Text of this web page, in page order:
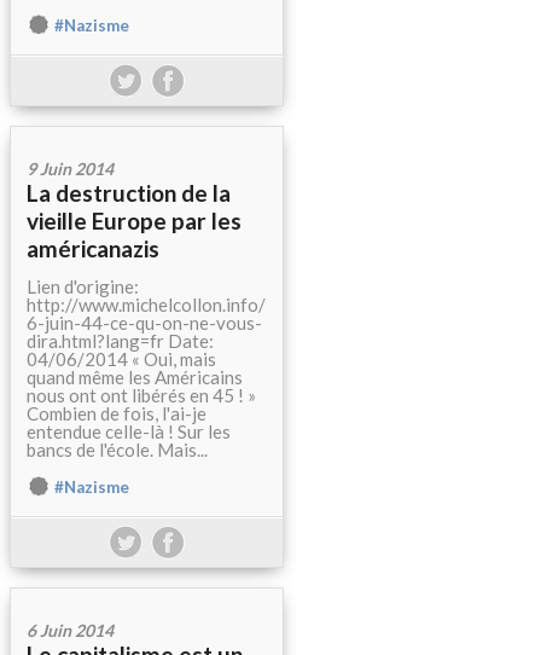
#Nazisme
9 Juin 2014
La destruction de la
vieille Europe par les
américanazis
Lien d'origine:
http://www.michelcollon.info/
6-juin-44-ce-qu-on-ne-vous-
dira.html?lang=fr Date:
04/06/2014 « Oui, mais
quand même les Américains
nous ont ont libérés en 45 ! »
Combien de fois, l'ai-je
entendue celle-là ! Sur les
bancs de l'école. Mais...
#Nazisme
6 Juin 2014